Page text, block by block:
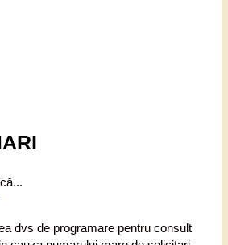
dvs de programare pentru consult